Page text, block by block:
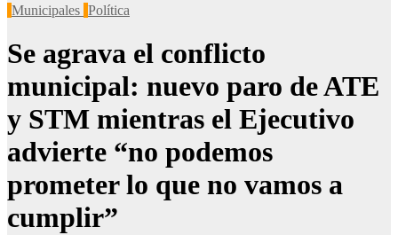
Municipales Política
Se agrava el conflicto
municipal: nuevo paro de ATE
y STM mientras el Ejecutivo
advierte “no podemos
prometer lo que no vamos a
cumplir”